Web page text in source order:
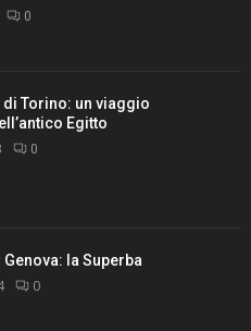
0
di Torino: un viaggio
Egitto
0
la Superba
0